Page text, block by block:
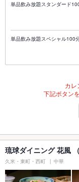
単品飲み放題スタンダード
単品飲み放題スペシャル100
カレ
下記ボタン
琉球ダイニング 花風
久米・東町・西町 中華